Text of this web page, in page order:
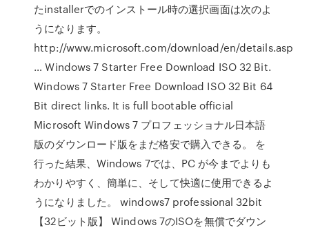
たinstallerでのインストール時の選択画面は次のよ
うになります。
http://www.microsoft.com/download/en/details.asp
… Windows 7 Starter Free Download ISO 32 Bit.
Windows 7 Starter Free Download ISO 32 Bit 64
Bit direct links. It is full bootable official
Microsoft Windows 7 プロフェッショナル日本語
版のダウンロード版をまだ格安で購入できる。 を
行った結果、Windows 7では、PC が今までよりも
わかりやすく、簡単に、そして快適に使用できるよ
うになりました。 windows7 professional 32bit
【32ビット版】 Windows 7のISOを無償でダウン